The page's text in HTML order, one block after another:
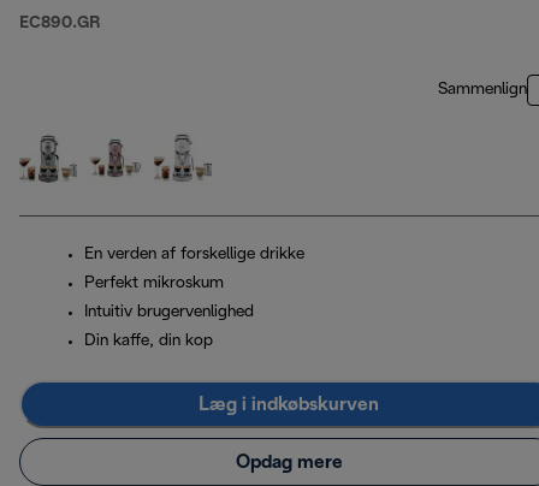
EC890.GR
Sammenlign
En verden af forskellige drikke
Perfekt mikroskum
Intuitiv brugervenlighed
Din kaffe, din kop
Læg i indkøbskurven
Opdag mere